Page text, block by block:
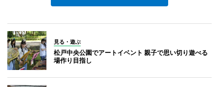
見る・遊ぶ
松戸中央公園でアートイベント 親子で思い切り遊べる
場作り目指し